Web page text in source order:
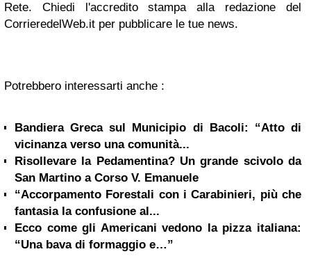
Rete. Chiedi l'accredito stampa alla redazione del
CorrieredelWeb.it per pubblicare le tue news.
Potrebbero interessarti anche :
Bandiera Greca sul Municipio di Bacoli: “Atto di
vicinanza verso una comunità...
Risollevare la Pedamentina? Un grande scivolo da
San Martino a Corso V. Emanuele
“Accorpamento Forestali con i Carabinieri, più che
fantasia la confusione al...
Ecco come gli Americani vedono la pizza italiana:
“Una bava di formaggio e…”